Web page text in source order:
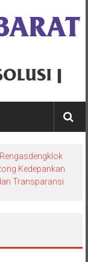
Kedepankan
Transparansi